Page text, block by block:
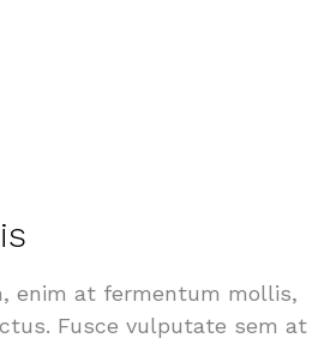
enim at fermentum mollis,
Fusce vulputate sem at